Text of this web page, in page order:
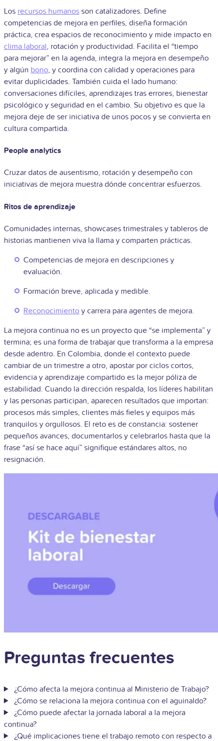
Los recursos humanos son catalizadores. Define
competencias de mejora en perfiles, diseña formación
práctica, crea espacios de reconocimiento y mide impacto en
clima laboral, rotación y productividad. Facilita el “tiempo
para mejorar” en la agenda, integra la mejora en desempeño
y algún bono, y coordina con calidad y operaciones para
evitar duplicidades. También cuida el lado humano:
conversaciones difíciles, aprendizajes tras errores, bienestar
psicológico y seguridad en el cambio. Su objetivo es que la
mejora deje de ser iniciativa de unos pocos y se convierta en
cultura compartida.
People analytics
Cruzar datos de ausentismo, rotación y desempeño con
iniciativas de mejora muestra dónde concentrar esfuerzos.
Ritos de aprendizaje
Comunidades internas, showcases trimestrales y tableros de
historias mantienen viva la llama y comparten prácticas.
Competencias de mejora en descripciones y
evaluación.
Formación breve, aplicada y medible.
Reconocimiento y carrera para agentes de mejora.
La mejora continua no es un proyecto que “se implementa” y
termina; es una forma de trabajar que transforma a la empresa
desde adentro. En Colombia, donde el contexto puede
cambiar de un trimestre a otro, apostar por ciclos cortos,
evidencia y aprendizaje compartido es la mejor póliza de
estabilidad. Cuando la dirección respalda, los líderes habilitan
y las personas participan, aparecen resultados que importan:
procesos más simples, clientes más fieles y equipos más
tranquilos y orgullosos. El reto es de constancia: sostener
pequeños avances, documentarlos y celebrarlos hasta que la
frase “así se hace aquí” signifique estándares altos, no
resignación.
Preguntas frecuentes
¿Cómo afecta la mejora continua al Ministerio de Trabajo?
¿Cómo se relaciona la mejora continua con el aguinaldo?
¿Cómo puede afectar la jornada laboral a la mejora
continua?
¿Qué implicaciones tiene el trabajo remoto con respecto a